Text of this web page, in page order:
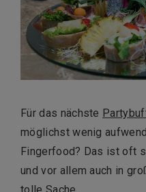
Für das nächste
möglichst wenig
Fingerfood? Das ist oft
und vor allem auch in